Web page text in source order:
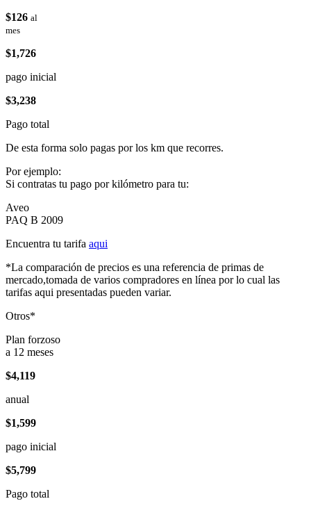
$126 al
mes
$1,726
pago inicial
$3,238
Pago total
De esta forma solo pagas por los km que recorres.
Por ejemplo:
Si contratas tu pago por kilómetro para tu:
Aveo
PAQ B 2009
Encuentra tu tarifa aqui
*La comparación de precios es una referencia de primas de
mercado,tomada de varios compradores en línea por lo cual las
tarifas aqui presentadas pueden variar.
Otros*
Plan forzoso
a 12 meses
$4,119
anual
$1,599
pago inicial
$5,799
Pago total